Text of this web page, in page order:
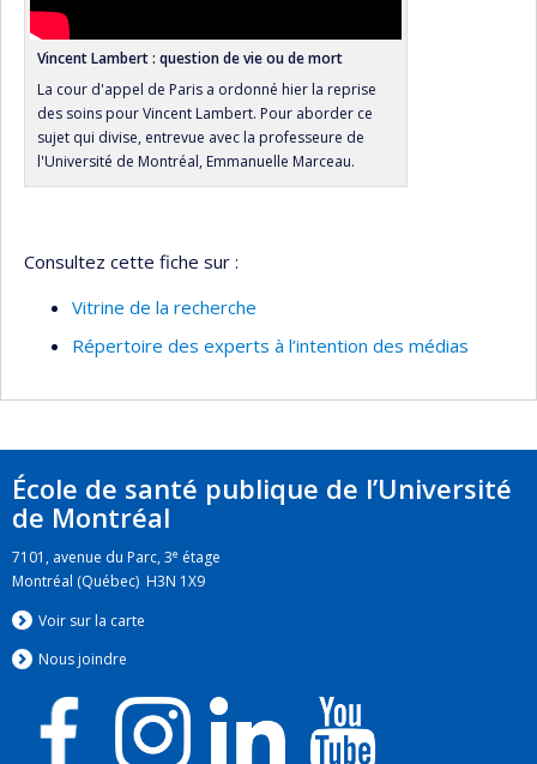
Vincent Lambert : question de vie ou de mort
La cour d'appel de Paris a ordonné hier la reprise
des soins pour Vincent Lambert. Pour aborder ce
sujet qui divise, entrevue avec la professeure de
l'Université de Montréal, Emmanuelle Marceau.
Consultez cette fiche sur :
Vitrine de la recherche
Répertoire des experts à l’intention des médias
École de santé publique de l’Université
de Montréal
7101, avenue du Parc, 3e étage
Montréal (Québec) H3N 1X9
Voir sur la carte
Nous joindre